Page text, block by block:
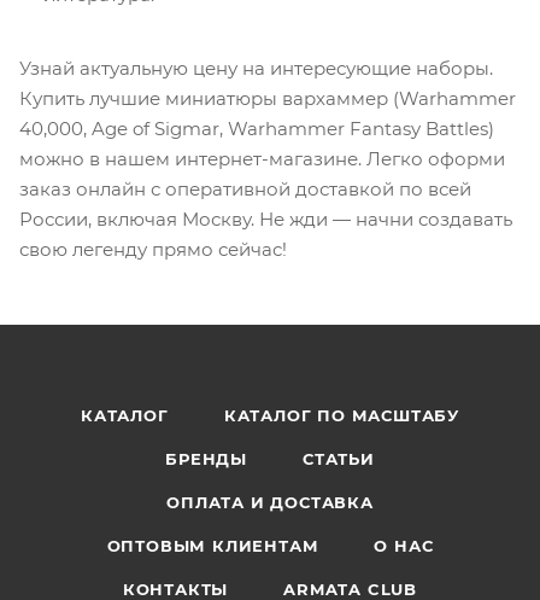
Узнай актуальную цену на интересующие наборы.
Купить лучшие миниатюры вархаммер (Warhammer
40,000, Age of Sigmar, Warhammer Fantasy Battles)
можно в нашем интернет-магазине. Легко оформи
заказ онлайн с оперативной доставкой по всей
России, включая Москву. Не жди — начни создавать
свою легенду прямо сейчас!
КАТАЛОГ КАТАЛОГ ПО МАСШТАБУ
БРЕНДЫ СТАТЬИ
ОПЛАТА И ДОСТАВКА
ОПТОВЫМ КЛИЕНТАМ О НАС
КОНТАКТЫ ARMATA CLUB